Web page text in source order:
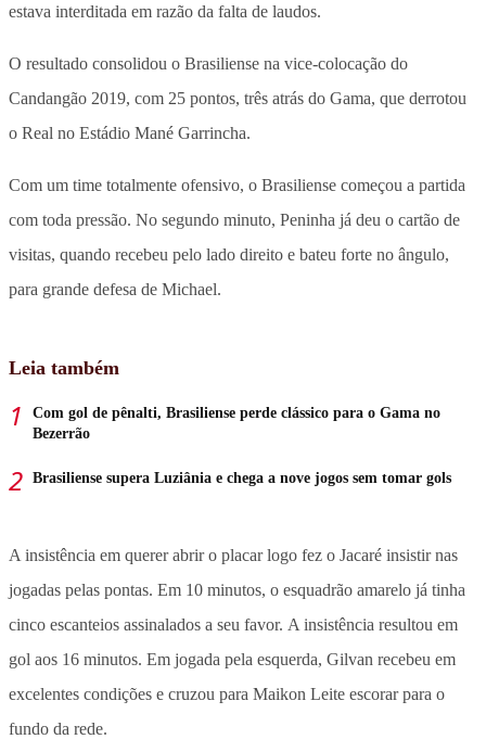
estava interditada em razão da falta de laudos.
O resultado consolidou o Brasiliense na vice-colocação do
Candangão 2019, com 25 pontos, três atrás do Gama, que derrotou
o Real no Estádio Mané Garrincha.
Com um time totalmente ofensivo, o Brasiliense começou a partida
com toda pressão. No segundo minuto, Peninha já deu o cartão de
visitas, quando recebeu pelo lado direito e bateu forte no ângulo,
para grande defesa de Michael.
Leia também
Com gol de pênalti, Brasiliense perde clássico para o Gama no
Bezerrão
Brasiliense supera Luziânia e chega a nove jogos sem tomar gols
A insistência em querer abrir o placar logo fez o Jacaré insistir nas
jogadas pelas pontas. Em 10 minutos, o esquadrão amarelo já tinha
cinco escanteios assinalados a seu favor. A insistência resultou em
gol aos 16 minutos. Em jogada pela esquerda, Gilvan recebeu em
excelentes condições e cruzou para Maikon Leite escorar para o
fundo da rede.